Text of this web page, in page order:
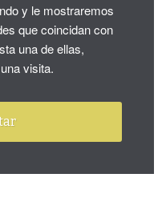
y le mostraremos
que coincidan con
una de ellas,
visita.